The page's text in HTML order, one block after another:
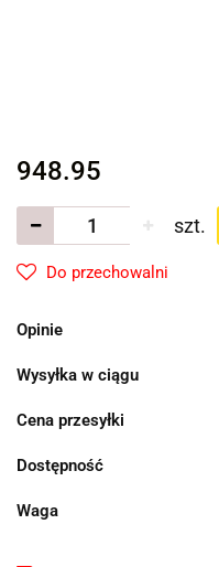
948.95
szt.
Do przechowalni
Opinie
Wysyłka w ciągu
Cena przesyłki
Dostępność
Waga